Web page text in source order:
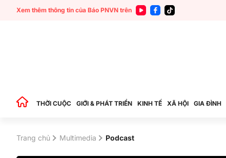
Xem thêm thông tin của Báo PNVN trên
THỜI CUỘC GIỚI & PHÁT TRIỂN KINH TẾ XÃ HỘI GIA ĐÌNH
Trang chủ Multimedia Podcast